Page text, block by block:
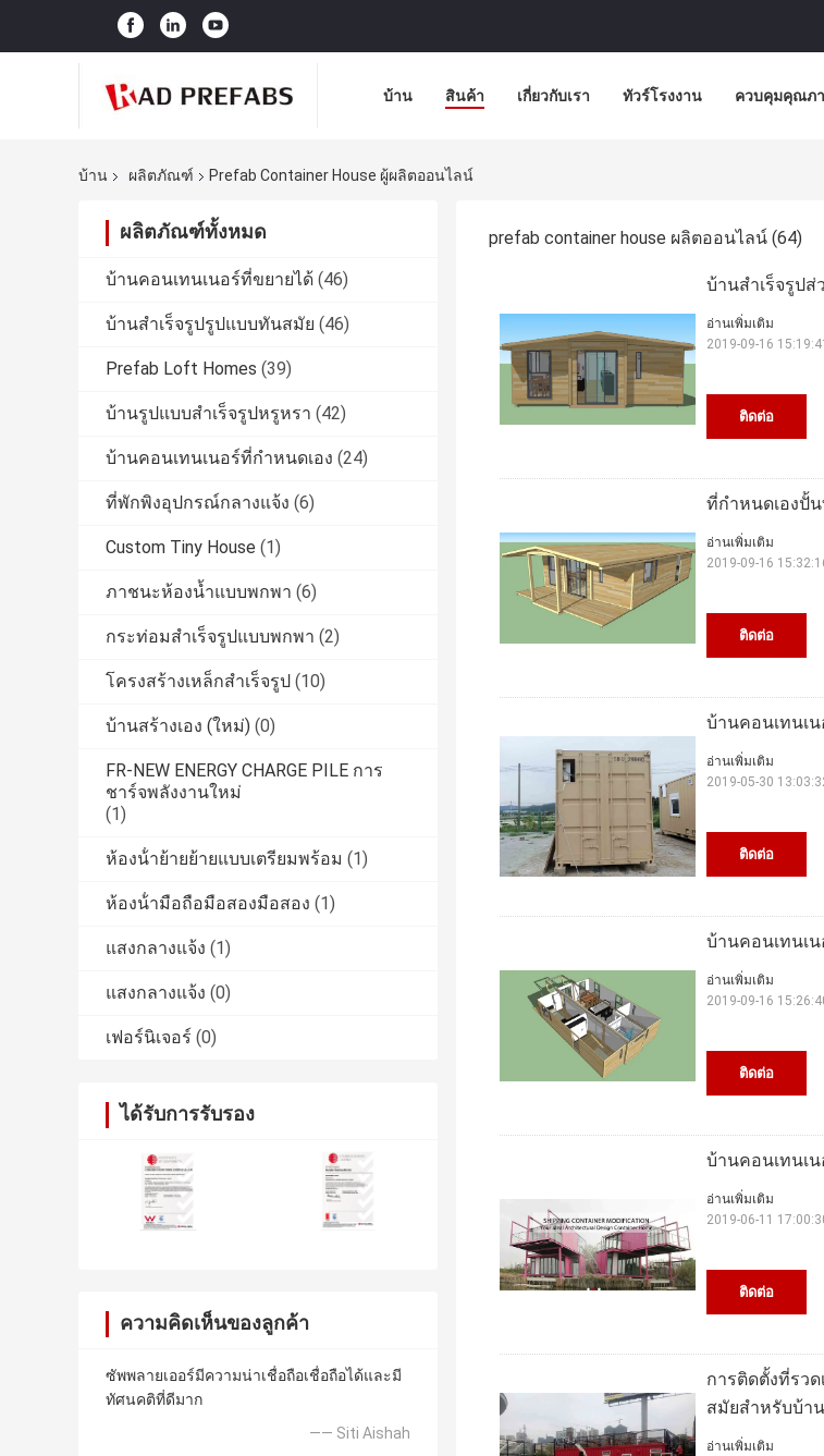
บ้าน สินค้า เกี่ยวกับเรา ทัวร์โรงงาน ควบคุมคุณภ
บ้าน ผลิตภัณฑ์ Prefab Container House ผู้ผลิตออนไลน์
ผลิตภัณฑ์ทั้งหมด
บ้านคอนเทนเนอร์ที่ขยายได้ (46)
บ้านสำเร็จรูปรูปแบบทันสมัย (46)
Prefab Loft Homes (39)
บ้านรูปแบบสำเร็จรูปหรูหรา (42)
บ้านคอนเทนเนอร์ที่กำหนดเอง (24)
ที่พักพิงอุปกรณ์กลางแจ้ง (6)
Custom Tiny House (1)
ภาชนะห้องน้ำแบบพกพา (6)
กระท่อมสำเร็จรูปแบบพกพา (2)
โครงสร้างเหล็กสำเร็จรูป (10)
บ้านสร้างเอง (ใหม่) (0)
FR-NEW ENERGY CHARGE PILE การ
ชาร์จพลังงานใหม่
(1)
ห้องน้ําย้ายย้ายแบบเตรียมพร้อม (1)
ห้องน้ํามือถือมือสองมือสอง (1)
แสงกลางแจ้ง (1)
แสงกลางแจ้ง (0)
เฟอร์นิเจอร์ (0)
ได้รับการรับรอง
ความคิดเห็นของลูกค้า
ซัพพลายเออร์มีความน่าเชื่อถือเชื่อถือได้และมี
ทัศนคติที่ดีมาก
—— Siti Aishah
prefab container house ผลิตออนไลน์ (64)
บ้านสำเร็จรูป
ติดต่อ
อ่านเพิ่มเติม
2019-09-16 15:19:41
ที่กำหนดเองปั้
ติดต่อ
อ่านเพิ่มเติม
2019-09-16
บ้านคอนเทนเ
ติดต่อ
อ่านเพิ่มเติม
2019-05-30
บ้านคอนเทนเ
ติดต่อ
อ่านเพิ่มเติม
2019-09-16
บ้านคอนเทนเ
ติดต่อ
อ่านเพิ่มเติม
2019-06-11
การติดตั้งที่รวด
สมัยสำหรับบ้า
อ่านเพิ่มเติม